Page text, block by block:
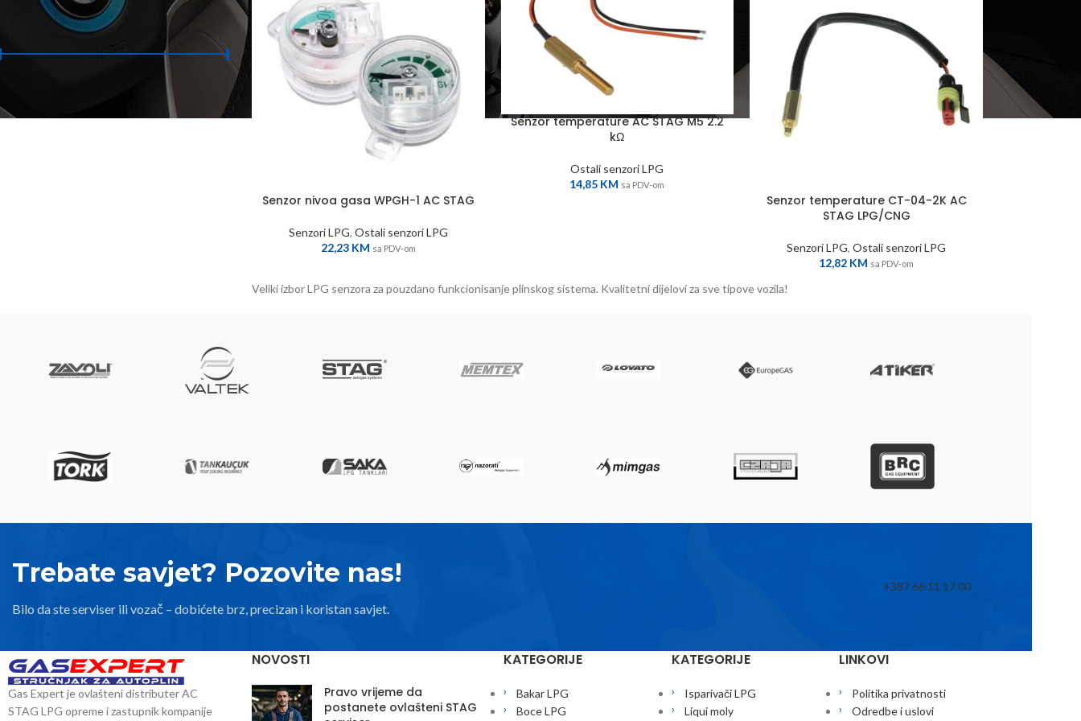
FILTER PO CIJENAMA
Senzor nivoa gasa WPGH-1 AC STAG
Senzori LPG, Ostali senzori LPG
22,23 KM sa PDV-om
Senzor temperature AC STAG M5 2.2
kΩ
Ostali senzori LPG
14,85 KM sa PDV-om
Senzor temperature CT-04-2K AC
STAG LPG/CNG
Senzori LPG,Ostali senzori LPG
12,82 KM sa PDV-om
Veliki izbor LPG senzora za pouzdano funkcionisanje plinskog sistema. Kvalitetni dijelovi za sve tipove vozila!
Trebate savjet? Pozovite nas!
Bilo da ste serviser ili vozač – dobićete brz, precizan i koristan savjet.
+387 66 11 17 00
Gas Expert je ovlašteni distributer AC
STAG LPG opreme i zastupnik kompanije
NOVOSTI
Pravo vrijeme da
postanete ovlašteni STAG
KATEGORIJE
Bakar LPG
Boce LPG
KATEGORIJE
Isparivači LPG
Liqui moly
LINKOVI
Politika privatnosti
Odredbe i uslovi